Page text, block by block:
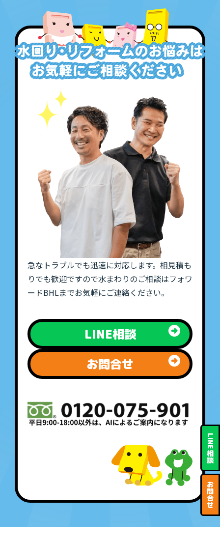
LINE
相
談
お
問
合
せ
急なトラブルでも迅速に対応します。相見積も
りでも歓迎ですので水まわりのご相談はフォワ
ードBHLまでお気軽にご連絡ください。
LINE相談
お問合せ